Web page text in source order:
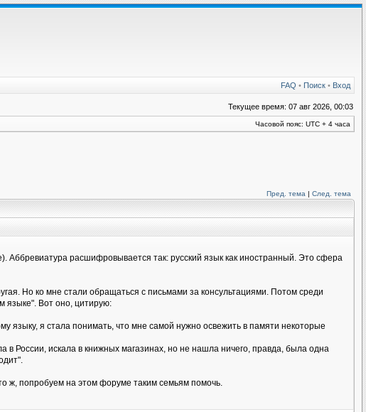
FAQ • Поиск • Вход
Текущее время: 07 авг 2026, 00:03
Часовой пояс: UTC + 4 часа
Пред. тема | След. тема
Аббревиатура расшифровывается так: русский язык как иностранный. Это сфера
Но ко мне стали обращаться с письмами за консультациями. Потом среди
языке". Вот оно, цитирую:
языку, я стала понимать, что мне самой нужно освежить в памяти некоторые
в России, искала в книжных магазинах, но не нашла ничего, правда, была одна
ж, попробуем на этом форуме таким семьям помочь.